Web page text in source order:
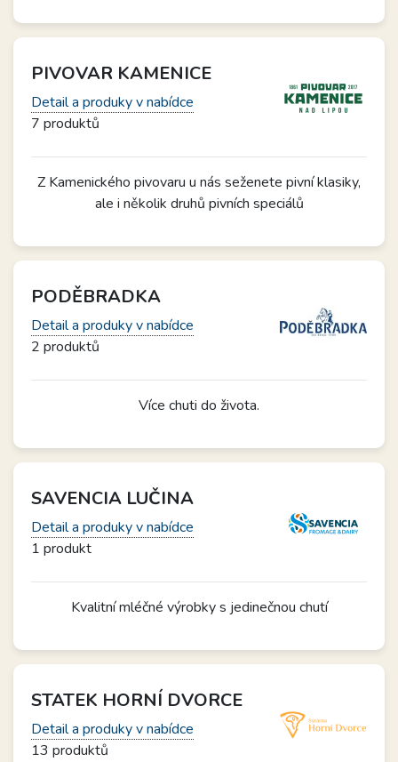
PIVOVAR KAMENICE
Detail a produky v nabídce
7 produktů
Z Kamenického pivovaru u nás seženete pivní klasiky,
ale i několik druhů pivních speciálů
PODĚBRADKA
Detail a produky v nabídce
2 produktů
Více chuti do života.
SAVENCIA LUČINA
Detail a produky v nabídce
1 produkt
Kvalitní mléčné výrobky s jedinečnou chutí
STATEK HORNÍ DVORCE
Detail a produky v nabídce
13 produktů